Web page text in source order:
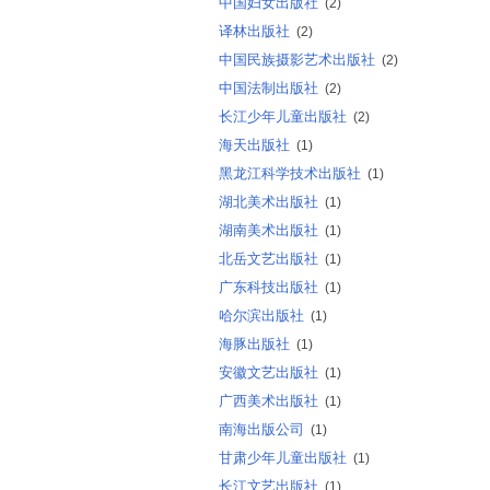
(2)
译林出版社 (2)
中国民族摄影艺术出版社 (2)
中国法制出版社 (2)
长江少年儿童出版社 (2)
海天出版社 (1)
黑龙江科学技术出版社 (1)
湖北美术出版社 (1)
湖南美术出版社 (1)
北岳文艺出版社 (1)
广东科技出版社 (1)
哈尔滨出版社 (1)
海豚出版社 (1)
安徽文艺出版社 (1)
广西美术出版社 (1)
南海出版公司 (1)
甘肃少年儿童出版社 (1)
长江文艺出版社 (1)